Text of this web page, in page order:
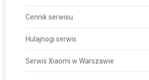
Cennik serwisu
Hulajnogi serwis
Serwis Xiaomi w Warszawie